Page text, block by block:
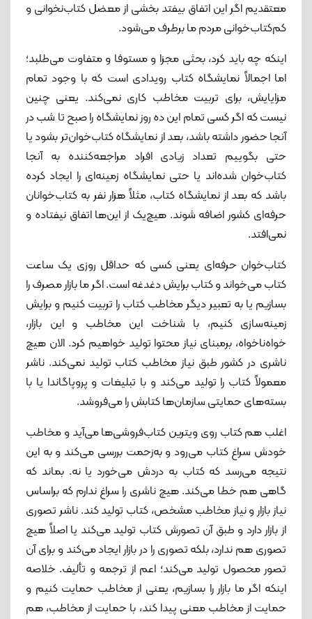
معتقدیم اگر این اتفاق بیفتد بخشی از معضل کتاب‌‌نخوانی و
کم‌‌کتاب‌خوانی مردم ما برطرف می‌شود.
اینکه چه باید کرد، بحثی مجزا و مستوفا و متفاوت می‌طلبد؛
اما اجمالاً نمایشگاه کتاب رویدادی است که با وجود تمام
مزایایش، برای تربیت مخاطب کاری نمی‌کند. یعنی چنین
نیست که اگر کسی تمام این ده روز نمایشگاه را صبح تا شب در
آنجا حضور داشته باشد، بعد از نمایشگاه کتاب‌خوان‌تر بشود یا
حتی بگوییم تعداد زیادی افراد مراجعه‌کننده به آنجا
کتاب‌خوان شده‌اند یا حتی نمایشگاه زمینه‌ای را ایجاد کرده‌
باشد که بعد از نمایشگاه کتاب، مثلاً هزار نفر به کتاب‌خوانان
حرفه‌ای کشور اضافه شوند. هیچ‌یک از این‌ها اتفاق نیفتاده و
نمی‌افتد.
کتاب‌خوان حرفه‌ای یعنی کسی که حداقل روزی یک ساعت
کتاب می‌خواند و کتاب برایش دغدغه است. اگر ما بازار مصرف را
بسازیم یا به تعبیر دیگر مخاطب کتاب را تربیت کنیم و برایش
زمینه‌سازی کنیم، با شناخت این مخاطب و این بازار،
خواه‌ناخواه، برمبنای نیاز محتوا تولید خواهیم کرد. الان هیچ
ناشری در کشور طبق نیاز مخاطب کتاب تولید نمی‌کند. ناشر
معمولاً کتاب را تولید می‌کند و با تبلیغات و پروپاگاندا یا با
بسته‌های حمایتی سازمان‌ها کتابش را می‌فروشد.
اغلب هم کتاب روی ویترین کتاب‌فروشی‌ها می‌آید و مخاطب
خودش سراغ کتاب می‌رود و به‌زحمت بررسی می‌کند و به این
نتیجه می‌رسد که کتاب به دردش می‌خورد یا نه. بماند که
گاهی هم خطا می‌کند. هیچ ناشری را سراغ ندارم که براساس
نیاز بازار و نیاز مخاطب مشخص، کتاب تولید کند. ناشر تصوری
از بازار دارد و طبق آن تصورش کتاب تولید می‌کند یا اصلاً هیچ
تصوری هم ندارد، بلکه تصوری را در بازار ایجاد می‌کند و برای آن
تصور محصول تولید می‌کند؛ اعم از ترجمه و تألیف. خلاصه
اینکه اگر ما بازار را بسازیم، یعنی از مخاطب حمایت کنیم و
حمایت از مخاطب معنی پیدا کند، با حمایت از مخاطب، هم